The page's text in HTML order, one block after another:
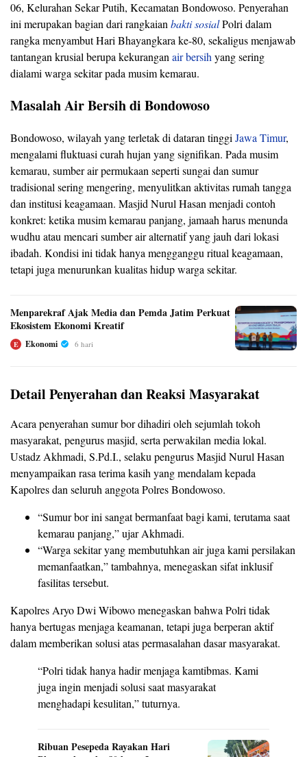
06, Kelurahan Sekar Putih, Kecamatan Bondowoso. Penyerahan
ini merupakan bagian dari rangkaian bakti sosialPolri dalam
rangka menyambut Hari Bhayangkara ke-80, sekaligus menjawab
tantangan krusial berupa kekurangan air bersih yang sering
dialami warga sekitar pada musim kemarau.
Masalah Air Bersih di Bondowoso
Bondowoso, wilayah yang terletak di dataran tinggi Jawa Timur,
mengalami fluktuasi curah hujan yang signifikan. Pada musim
kemarau, sumber air permukaan seperti sungai dan sumur
tradisional sering mengering, menyulitkan aktivitas rumah tangga
dan institusi keagamaan. Masjid Nurul Hasan menjadi contoh
konkret: ketika musim kemarau panjang, jamaah harus menunda
wudhu atau mencari sumber air alternatif yang jauh dari lokasi
ibadah. Kondisi ini tidak hanya mengganggu ritual keagamaan,
tetapi juga menurunkan kualitas hidup warga sekitar.
Menparekraf Ajak Media dan Pemda Jatim Perkuat
Ekosistem Ekonomi Kreatif
E Ekonomi 6 hari
Detail Penyerahan dan Reaksi Masyarakat
Acara penyerahan sumur bor dihadiri oleh sejumlah tokoh
masyarakat, pengurus masjid, serta perwakilan media lokal.
Ustadz Akhmadi, S.Pd.I., selaku pengurus Masjid Nurul Hasan
menyampaikan rasa terima kasih yang mendalam kepada
Kapolres dan seluruh anggota Polres Bondowoso.
“Sumur bor ini sangat bermanfaat bagi kami, terutama saat
kemarau panjang,” ujar Akhmadi.
“Warga sekitar yang membutuhkan air juga kami persilakan
memanfaatkan,” tambahnya, menegaskan sifat inklusif
fasilitas tersebut.
Kapolres Aryo Dwi Wibowo menegaskan bahwa Polri tidak
hanya bertugas menjaga keamanan, tetapi juga berperan aktif
dalam memberikan solusi atas permasalahan dasar masyarakat.
“Polri tidak hanya hadir menjaga kamtibmas. Kami
juga ingin menjadi solusi saat masyarakat
menghadapi kesulitan,” tuturnya.
Ribuan Pesepeda Rayakan Hari